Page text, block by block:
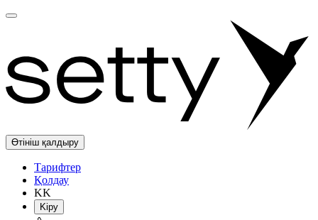
Өтініш қалдыру
Tарифтер
Қолдау
KK
Kіру